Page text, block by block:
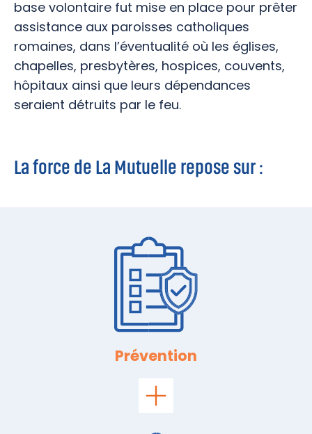
base volontaire fut mise en place pour prêter
assistance aux paroisses catholiques
romaines, dans l’éventualité où les églises,
chapelles, presbytères, hospices, couvents,
hôpitaux ainsi que leurs dépendances
seraient détruits par le feu.
La force de La Mutuelle repose sur :
Prévention